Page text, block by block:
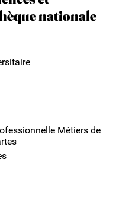
nationale
Métiers de